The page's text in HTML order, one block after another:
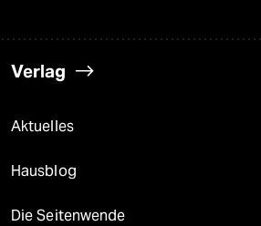
Verlag
Aktuelles
Hausblog
Die Seitenwende